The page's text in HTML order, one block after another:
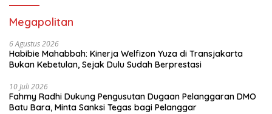
Megapolitan
6 Agustus 2026
Habibie Mahabbah: Kinerja Welfizon Yuza di Transjakarta
Bukan Kebetulan, Sejak Dulu Sudah Berprestasi
10 Juli 2026
Fahmy Radhi Dukung Pengusutan Dugaan Pelanggaran DMO
Batu Bara, Minta Sanksi Tegas bagi Pelanggar